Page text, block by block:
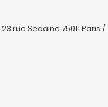
23 rue Sedaine 75011 Paris /